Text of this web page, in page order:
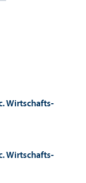
Wirtschafts­
Wirtschafts­